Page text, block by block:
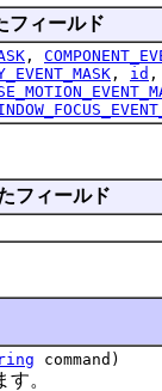
フィールド
,
, id
フィールド
command)
。